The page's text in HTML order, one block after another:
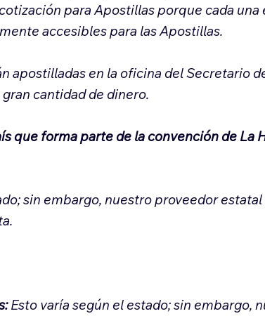
para Apostillas porque cada una
accesibles para las Apostillas.
apostilladas en la oficina del Secretario
cantidad de dinero.
que forma parte de la convención de La
sin embargo, nuestro proveedor
Esto varía según el estado; sin embargo,